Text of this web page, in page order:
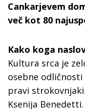
Cankarjevem
več kot 80
Kako koga
Kultura srca je
osebne
pravi
Ksenija Benedetti.